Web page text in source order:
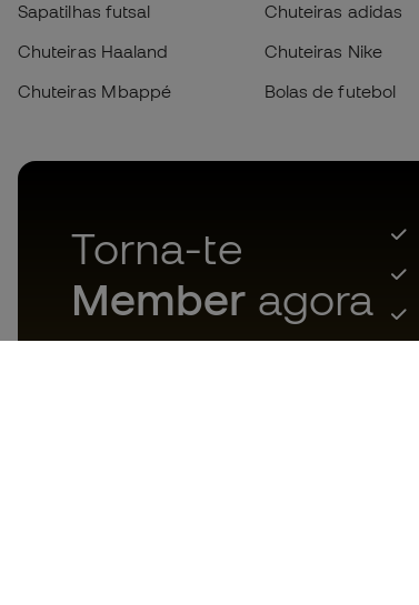
Sapatilhas futsal
Chuteiras Haaland
Chuteiras Mbappé
Chuteiras adidas
Chuteiras Nike
Bolas de futebol
Torna-te
Member agora